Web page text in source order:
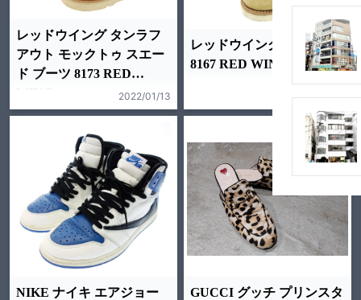
レッドウイング タンラフ
アウト モックトゥ スエー
ド ブーツ 8173 RED
2022/01/13
レッドウイング ブーツ
8167 RED WING
2022/01/03
NIKE ナイキ エアジョー
GUCCI グッチ プリンスタ